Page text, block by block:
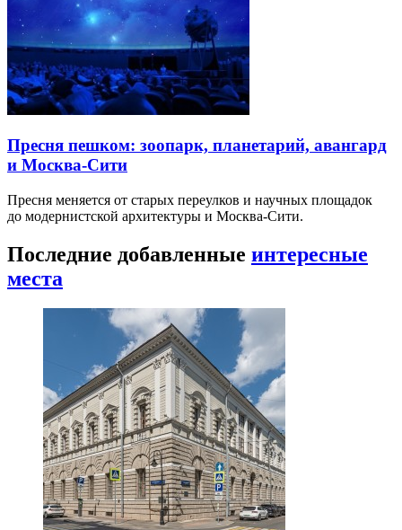
Пресня пешком: зоопарк, планетарий, авангард
и Москва-Сити
Пресня меняется от старых переулков и научных площадок
до модернистской архитектуры и Москва-Сити.
Последние добавленные интересные
места